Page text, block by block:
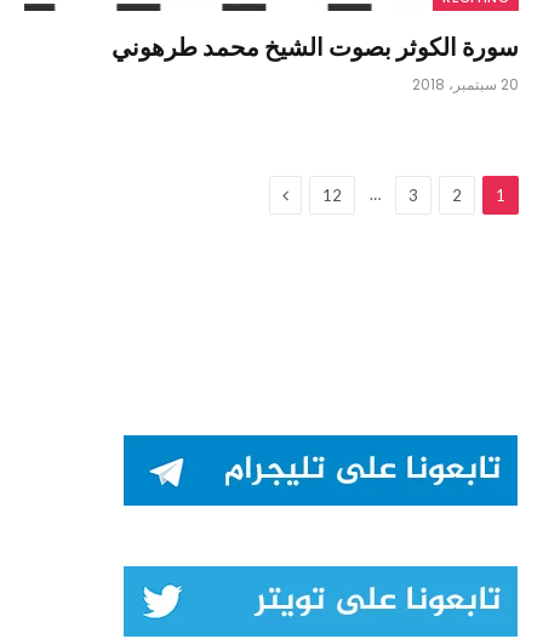
سورة الكوثر بصوت الشيخ محمد طرهوني
20 سبتمبر، 2018
1
2
3
…
12 التالي